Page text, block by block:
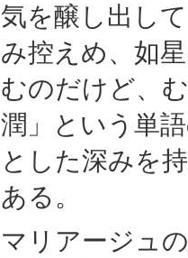
気を醸し出し
み控えめ、如
むのだけど、
潤」という単
とした深みを
ある。
マリアージュ